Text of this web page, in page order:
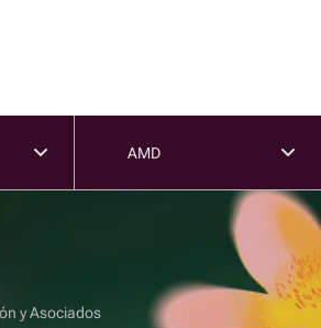
AMD
y Asociados